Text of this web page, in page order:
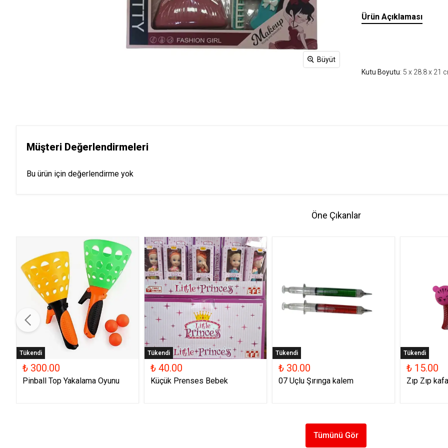
Büyüt
Ürün Açıklaması
Kutu Boyutu: 5 x 28.8 x 21
Müşteri Değerlendirmeleri
Bu ürün için değerlendirme yok
Öne Çıkanlar
Tükendi
₺ 300.00
Pinball Top Yakalama Oyunu
Tükendi
₺ 40.00
Küçük Prenses Bebek
Tükendi
₺ 30.00
07 Uçlu Şırınga kalem
Tükendi
₺ 15.00
Zıp Zıp
Tümünü Gör